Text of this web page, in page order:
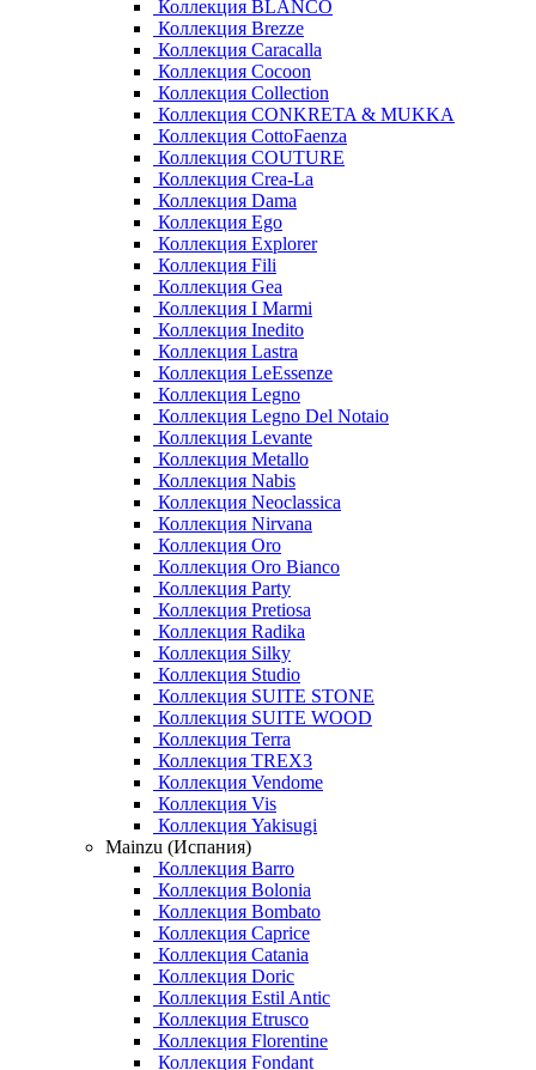
Коллекция BLANCO
Коллекция Brezze
Коллекция Caracalla
Коллекция Cocoon
Коллекция Collection
Коллекция CONKRETA & MUKKA
Коллекция CottoFaenza
Коллекция COUTURE
Коллекция Crea-La
Коллекция Dama
Коллекция Ego
Коллекция Explorer
Коллекция Fili
Коллекция Gea
Коллекция I Marmi
Коллекция Inedito
Коллекция Lastra
Коллекция LeEssenze
Коллекция Legno
Коллекция Legno Del Notaio
Коллекция Levante
Коллекция Metallo
Коллекция Nabis
Коллекция Neoclassica
Коллекция Nirvana
Коллекция Oro
Коллекция Oro Bianco
Коллекция Party
Коллекция Pretiosa
Коллекция Radika
Коллекция Silky
Коллекция Studio
Коллекция SUITE STONE
Коллекция SUITE WOOD
Коллекция Terra
Коллекция TREX3
Коллекция Vendome
Коллекция Vis
Коллекция Yakisugi
Mainzu (Испания)
Коллекция Barro
Коллекция Bolonia
Коллекция Bombato
Коллекция Caprice
Коллекция Catania
Коллекция Doric
Коллекция Estil Antic
Коллекция Etrusco
Коллекция Florentine
Коллекция Fondant